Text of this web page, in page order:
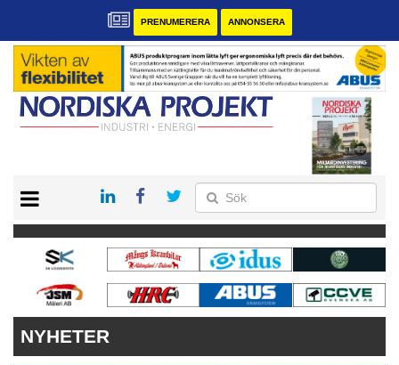
PRENUMERERA ANNONSERA
KONTAKT
VÅRA ANDRA MAGASIN
PRENUMERERA
ANNONSERA
NYHETER